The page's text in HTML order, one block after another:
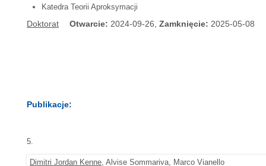
Katedra Teorii Aproksymacji
Doktorat Otwarcie: 2024-09-26, Zamknięcie: 2025-05-08
Publikacje:
5.
Dimitri Jordan Kenne, Alvise Sommariva, Marco Vianello